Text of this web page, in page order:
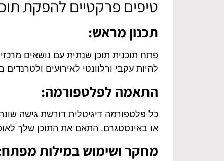
טיפים פרקטיים להפקת
תכנון מראש:
פתח תוכנית תוכן שנתית עם נושאים
להיות עקבי ורלוונטי לאירועים ולטרנדים
התאמה לפלטפורמה:
כל פלטפורמה דיגיטלית דורשת גישה
או באינסטגרם. התאם את התוכן שלך
מחקר ושימוש במילות